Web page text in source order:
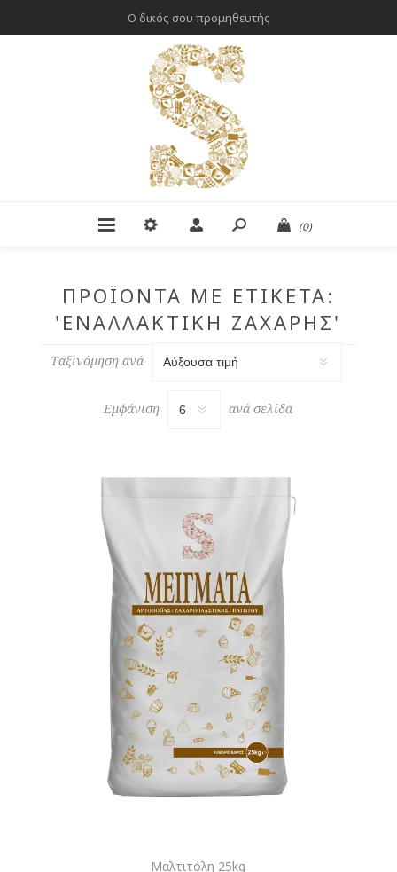
Ο δικός σου προμηθευτής
(0)
ΠΡΟΪΌΝΤΑ ΜΕ ΕΤΙΚΈΤΑ:
'ΕΝΑΛΛΑΚΤΙΚΉ ΖΆΧΑΡΗΣ'
Ταξινόμηση ανά
Εμφάνιση ανά σελίδα
Μαλτιτόλη 25kg